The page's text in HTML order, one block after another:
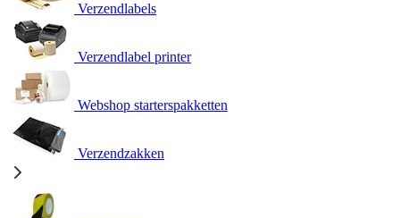
Verzendlabels
Verzendlabel printer
Webshop starterspakketten
Verzendzakken